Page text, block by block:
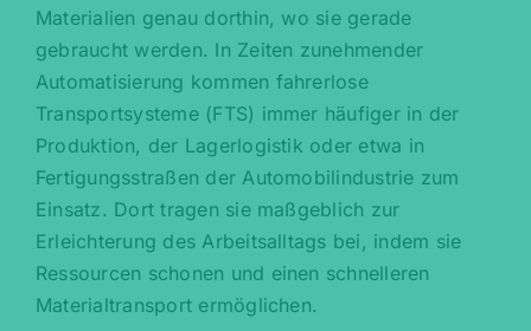
Materialien genau dorthin, wo sie gerade
gebraucht werden. In Zeiten zunehmender
Automatisierung kommen fahrerlose
Transportsysteme (FTS) immer häufiger in der
Produktion, der Lagerlogistik oder etwa in
Fertigungsstraßen der Automobilindustrie zum
Einsatz. Dort tragen sie maßgeblich zur
Erleichterung des Arbeitsalltags bei, indem sie
Ressourcen schonen und einen schnelleren
Materialtransport ermöglichen.